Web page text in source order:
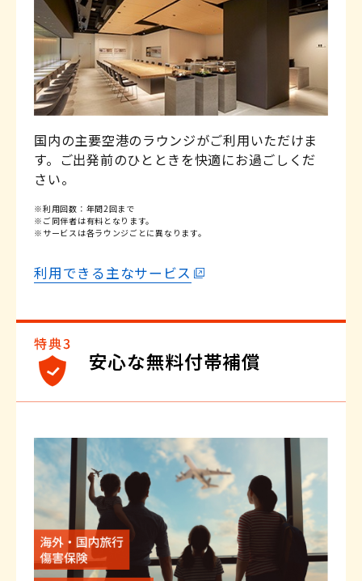
※適用条件がございます。
詳しくはこちら
※適用条件がございます。
※一部対象外商品がございます。
詳しくはこちら
国内の主要空港のラウンジがご利用いただけま
す。ご出発前のひとときを快適にお過ごしくだ
さい。
※利用回数：年間2回まで
※ご同伴者は有料となります。
※サービスは各ラウンジごとに異なります。
利用できる主なサービス
安心な無料付帯補償